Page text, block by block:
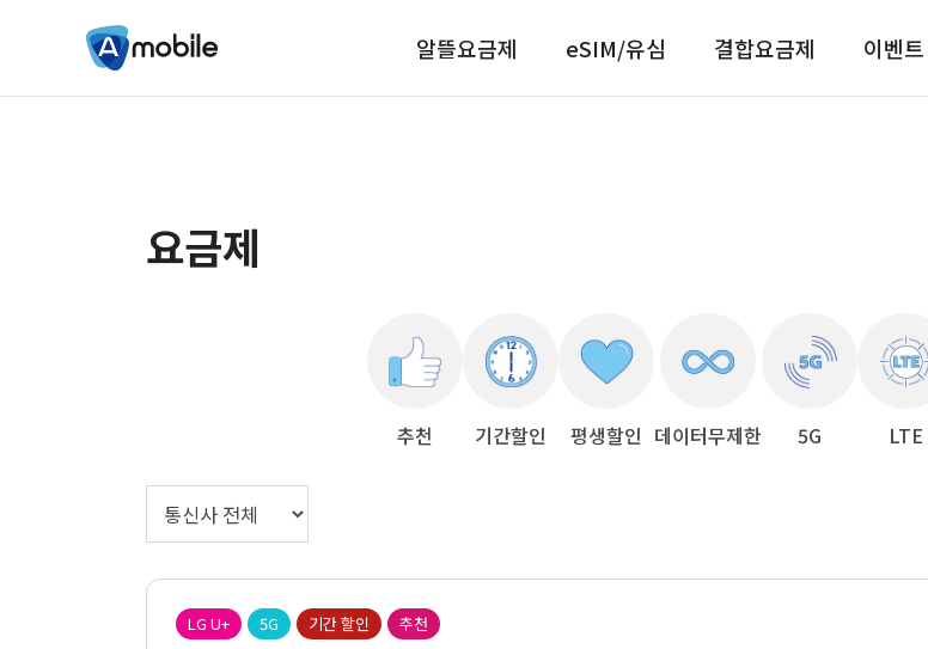
알뜰요금제 eSIM/유심 결합요금제 이벤트
요금제
추천 기간할인 평생할인 데이터무제한 5G LTE
LG U+ 5G 기간 할인 추천